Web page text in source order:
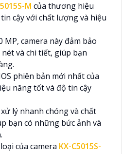
M của thương hiệu
cậy với chất lượng và hiệu
MP, camera này đảm bảo
và chi tiết, giúp bạn
phiên bản mới nhất của
năng tốt và độ tin cậy
lý nhanh chóng và chất
bạn có những bức ảnh và
của camera KX-C5015S-